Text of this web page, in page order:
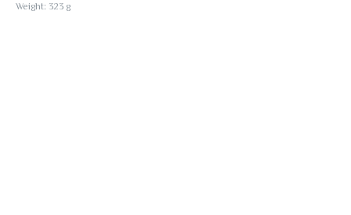
Weight: 323 g